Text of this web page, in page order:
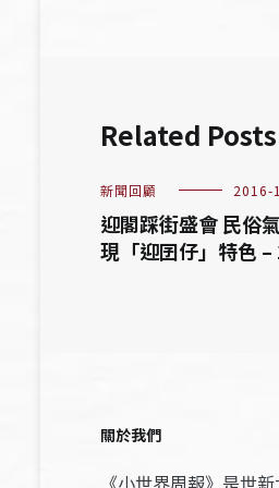
Related Posts
新聞回顧 2016-
迎閣踩街盛會 民俗
現「迎囝仔」特色
關於我們
《小世界周報》是世